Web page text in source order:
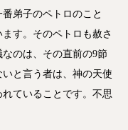
弟子のペトロのこと
す。そのペトロも赦さ
のは、その直前の9節
と言う者は、神の天使
ていることです。不思